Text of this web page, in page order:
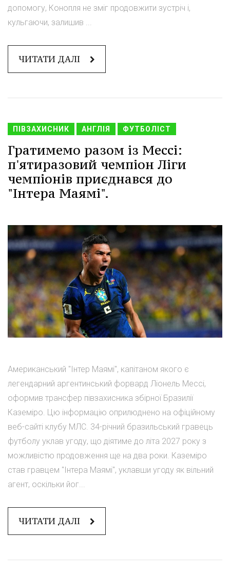
допомогу, Конопля не зміг продовжити зустріч і,
кульгаючи, залишив ...
ЧИТАТИ ДАЛІ
ПІВЗАХИСНИК АНГЛІЯ ФУТБОЛІСТ
Гратимемо разом із Мессі:
п'ятиразовий чемпіон Ліги
чемпіонів приєднався до
"Інтера Маямі".
Американський "Інтер Маямі", капітаном якого є
легендарний аргентинський форвард Ліонель Мессі,
оформив трансфер півзахисника збірної Бразилії
Каземіро. Цю інформацію оприлюднено на офіційному
веб-сайті клубу МЛС. 34-річний бразильський гравець
футболу уклав угоду, що діятиме до літа 2027 року з
можливістю продовження ще на два роки. Каземіро
став гравцем "Інтера Маямі", уклавши угоду як вільний
агент, оскільки йог...
ЧИТАТИ ДАЛІ